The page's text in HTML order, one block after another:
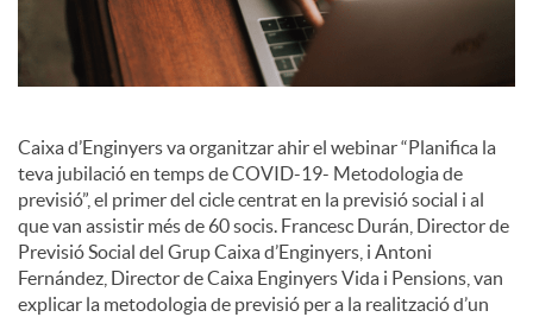
i
l
s
Caixa d’Enginyers va organitzar ahir el webinar “Planifica la
teva jubilació en temps de COVID-19- Metodologia de
previsió”, el primer del cicle centrat en la previsió social i al
que van assistir més de 60 socis. Francesc Durán, Director de
Previsió Social del Grup Caixa d’Enginyers, i Antoni
Fernández, Director de Caixa Enginyers Vida i Pensions, van
explicar la metodologia de previsió per a la realització d’un